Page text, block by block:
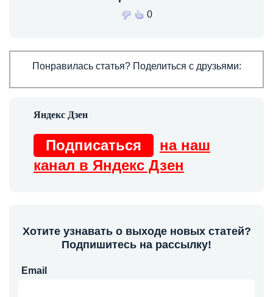
0
Понравилась статья? Поделиться с друзьями:
Подписаться
на наш
канал в Яндекс Дзен
Хотите узнавать о выходе новых статей?
Подпишитесь на рассылку!
Email